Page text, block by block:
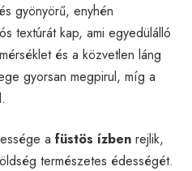
és gyönyörű, enyhén
textúrát kap, ami egyedülálló
és a közvetlen láng
gyorsan megpirul, míg a
a füstös ízben rejlik,
természetes édességét.